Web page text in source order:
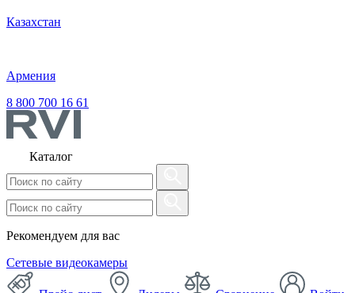
Казахстан
Армения
8 800 700 16 61
Каталог
Рекомендуем для вас
Сетевые видеокамеры